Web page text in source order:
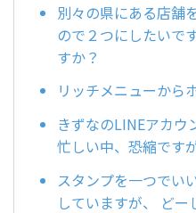
別々の県にある店舗
ので２つにしたいで
すか？
リッチメニューから
きずなのLINEアカウ
忙しい中、恐縮です
スタンプを一つでい
していますが、 ど